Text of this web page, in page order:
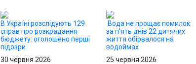
В Україні розслідують 129
справ про розкрадання
бюджету: оголошено перші
підозри
30 червня 2026
Вода не прощає помилок:
за п’ять днів 22 дитячих
життя обірвалося на
водоймах
25 червня 2026